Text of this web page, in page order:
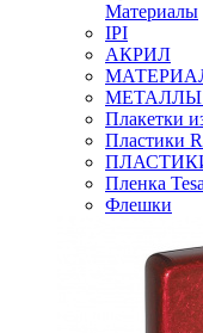
Материалы
IPI
АКРИЛ
МЕТАЛЛЫ
Плакетки
Пластики
Пленка
Флешки